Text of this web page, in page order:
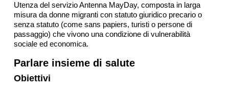
Utenza del servizio Antenna MayDay, composta in larga
misura da donne migranti con statuto giuridico precario o
senza statuto (come sans papiers, turisti o persone di
passaggio) che vivono una condizione di vulnerabilità
sociale ed economica.
Parlare insieme di salute
Obiettivi